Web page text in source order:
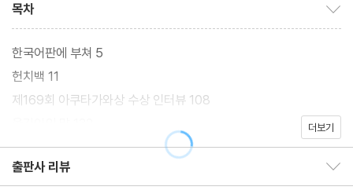
“어째서 2023년에 이르러서야 중증 장애인이 최초로 수상하게 됐
는지 모두가 생각해 주셨으면 합니다.”
장애인을 배제한 종이책 중심의 일본 출판계를 비판하면서 전자책
과 오디오북 추가 보급 등 ‘독서 배리어 프리’를 호소하는 그의 모습
은 실시간으로 보도되었고, 일본은 물론이거니와 국내 언론과 SNS
커뮤니티에서까지 화제를 일으켰다. 이러한 화제의 열기는 온라인
목차
한국어판에 부쳐 5
헌치백 11
제169회 아쿠타가와상 수상 인터뷰 108
더보기
출판사 리뷰